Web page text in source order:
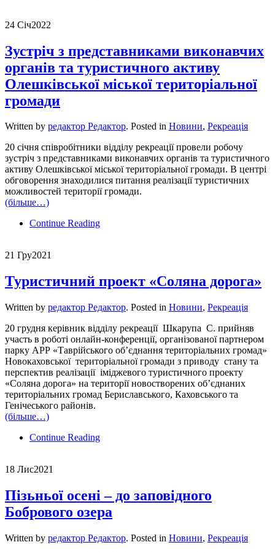
24 Січ2022
Зустріч з представниками виконавчих
органів та туристичного активу
Олешківської міської територіальної
громади
Written by редактор Редактор. Posted in Новини, Рекреація
20 січня співробітники відділу рекреації провели робочу
зустріч з представниками виконавчих органів та туристичного
активу Олешківської міської територіальної громади. В центрі
обговорення знаходилися питання реалізації туристичних
можливостей території громади.
(більше…)
Continue Reading
21 Гру2021
Туристичний проект «Соляна дорога»
Written by редактор Редактор. Posted in Новини, Рекреація
20 грудня керівник відділу рекреації Шкарупа С. прийняв
участь в роботі онлайн-конференції, організованої партнером
парку АРР «Таврійського об’єднання територіальних громад»
Новокаховської територіальної громади з приводу стану та
перспектив реалізації іміджевого туристичного проекту
«Соляна дорога» на території новостворених об’єднаних
територіальних громад Бериславського, Каховського та
Генічеського районів.
(більше…)
Continue Reading
18 Лис2021
Пізьньої осені – до заповідного
Бобрового озера
Written by редактор Редактор. Posted in Новини, Рекреація